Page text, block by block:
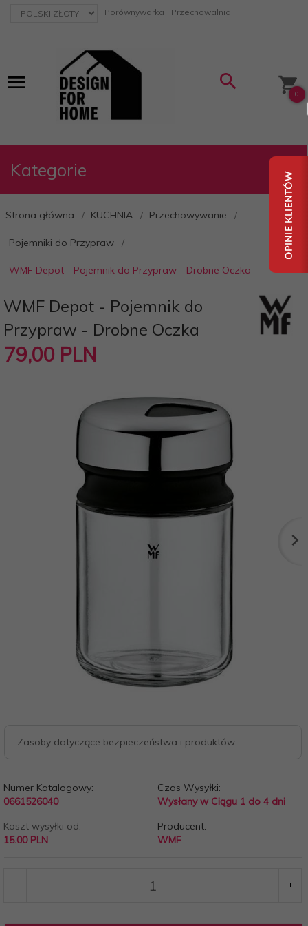
currency_h Porównywarka Przechowalnia
0
Kategorie
Strona główna KUCHNIA Przechowywanie
Pojemniki do Przypraw
WMF Depot - Pojemnik do Przypraw - Drobne Oczka
WMF Depot - Pojemnik do
Przypraw - Drobne Oczka
79,00 PLN
Zasoby dotyczące bezpieczeństwa i produktów
Numer Katalogowy:
0661526040
Czas Wysyłki:
Wysłany w Ciągu 1 do 4 dni
Koszt wysyłki od:
15.00 PLN
Producent:
WMF